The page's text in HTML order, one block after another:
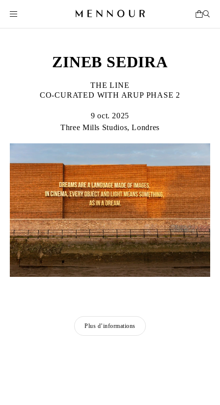
ZINEB SEDIRA
THE LINE
CO-CURATED WITH ARUP PHASE 2
9 oct. 2025
Three Mills Studios, Londres
Plus d’informations